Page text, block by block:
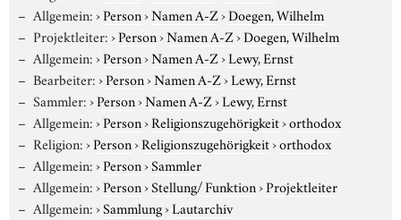
Allgemein:›Person›Namen A-Z›Doegen, Wilhelm
Projektleiter:›Person›Namen A-Z›Doegen, Wilhelm
Allgemein:›Person›Namen A-Z›Lewy, Ernst
Bearbeiter:›Person›Namen A-Z›Lewy, Ernst
Sammler:›Person›Namen A-Z›Lewy, Ernst
Allgemein:›Person›Religionszugehörigkeit›orthodox
Religion:›Person›Religionszugehörigkeit›orthodox
Allgemein:›Person›Sammler
Allgemein:›Person›Stellung/ Funktion›Projektleiter
Allgemein:›Sammlung›Lautarchiv